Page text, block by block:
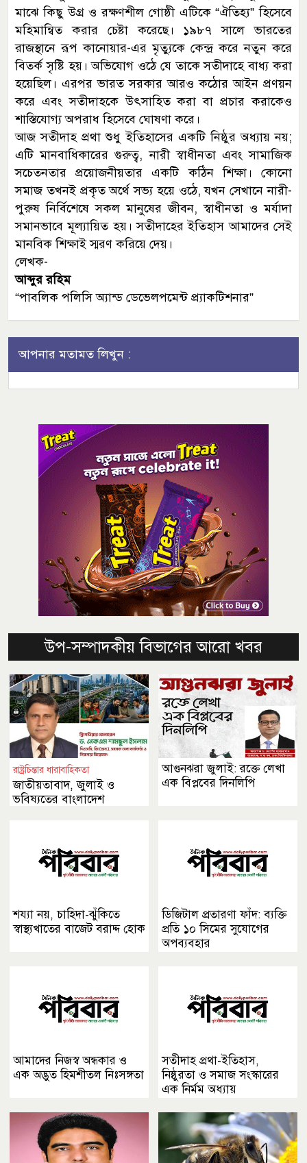
মাঝে কিছু উগ্র ও রক্ষণশীল গোষ্ঠী এটিকে “ঐতিহ্য” হিসেবে
মহিমান্বিত করার চেষ্টা করেছে। ১৯৮৭ সালে ভারতের
রাজস্থানে রূপ কানোয়ার-এর মৃত্যুকে কেন্দ্র করে নতুন করে
বিতর্ক সৃষ্টি হয়। অভিযোগ ওঠে যে তাকে সতীদাহে বাধ্য করা
হয়েছিল। এরপর ভারত সরকার আরও কঠোর আইন প্রণয়ন
করে এবং সতীদাহকে উৎসাহিত করা বা প্রচার করাকেও
শাস্তিযোগ্য অপরাধ হিসেবে ঘোষণা করে।
আজ সতীদাহ প্রথা শুধু ইতিহাসের একটি নিষ্ঠুর অধ্যায় নয়;
এটি মানবাধিকারের গুরুত্ব, নারী স্বাধীনতা এবং সামাজিক
সচেতনতার প্রয়োজনীয়তার একটি কঠিন শিক্ষা। কোনো
সমাজ তখনই প্রকৃত অর্থে সভ্য হয়ে ওঠে, যখন সেখানে নারী-
পুরুষ নির্বিশেষে সকল মানুষের জীবন, স্বাধীনতা ও মর্যাদা
সমানভাবে মূল্যায়িত হয়। সতীদাহের ইতিহাস আমাদের সেই
মানবিক শিক্ষাই স্মরণ করিয়ে দেয়।
লেখক-
আব্দুর রহিম
“পাবলিক পলিসি অ্যান্ড ডেভেলপমেন্ট প্র্যাকটিশনার”
আপনার মতামত লিখুন :
উপ-সম্পাদকীয় বিভাগের আরো খবর
রাষ্ট্রচিন্তার ধারাবাহিকতা
জাতীয়তাবাদ, জুলাই ও
ভবিষ্যতের বাংলাদেশ
আগুনঝরা জুলাই: রক্তে লেখা
এক বিপ্লবের দিনলিপি
শয্যা নয়, চাহিদা-ঝুঁকিতে
স্বাস্থ্যখাতের বাজেট বরাদ্দ হোক
ডিজিটাল প্রতারণা ফাঁদ: ব্যক্তি
প্রতি ১০ সিমের সুযোগের
অপব্যবহার
আমাদের নিজস্ব অন্ধকার ও
এক অদ্ভুত হিমশীতল নিঃসঙ্গতা
সতীদাহ প্রথা-ইতিহাস,
নিষ্ঠুরতা ও সমাজ সংস্কারের
এক নির্মম অধ্যায়